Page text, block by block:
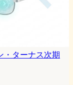
ターナス次期